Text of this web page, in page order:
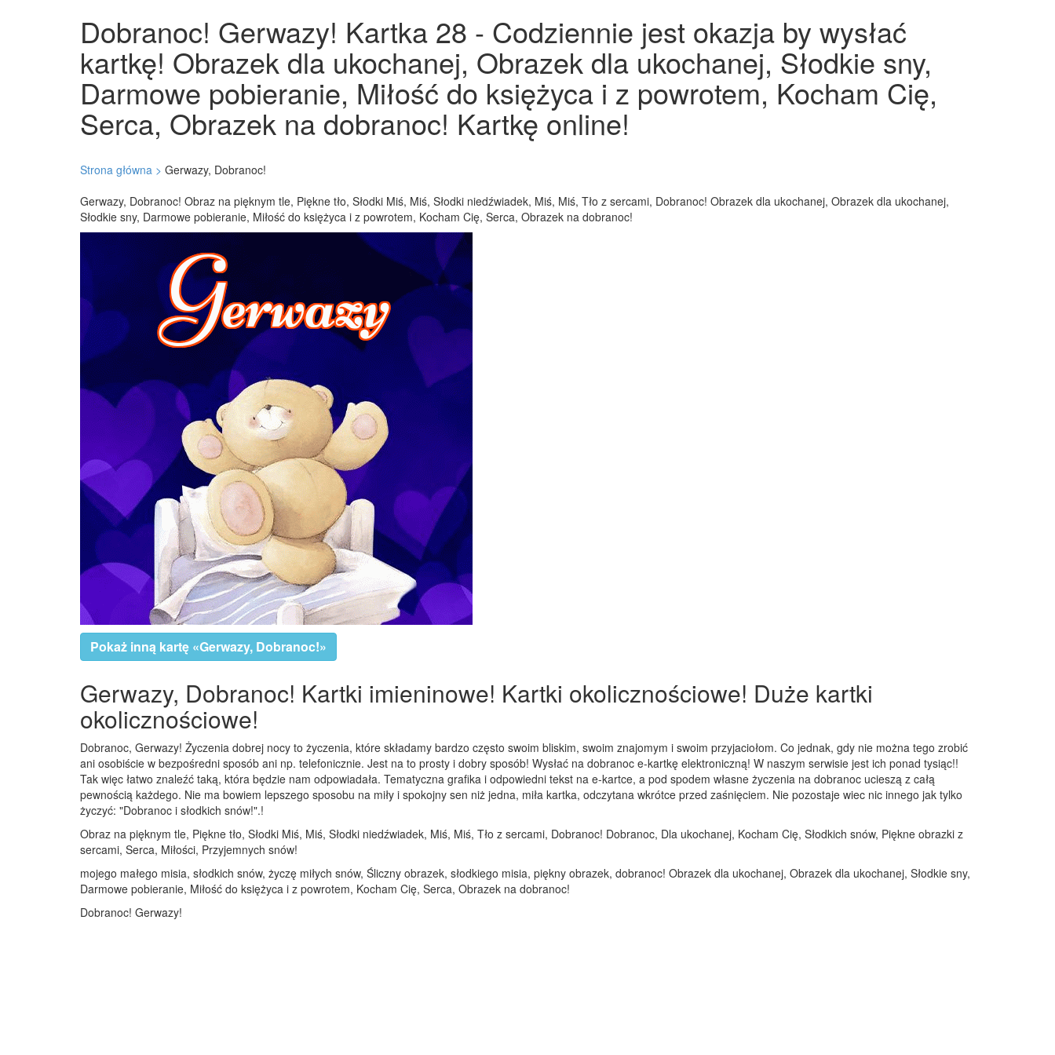
Dobranoc! Gerwazy! Kartka 28 - Codziennie jest okazja by wysłać
kartkę! Obrazek dla ukochanej, Obrazek dla ukochanej, Słodkie sny,
Darmowe pobieranie, Miłość do księżyca i z powrotem, Kocham Cię,
Serca, Obrazek na dobranoc! Kartkę online!
Strona główna > Gerwazy, Dobranoc!
Gerwazy, Dobranoc! Obraz na pięknym tle, Piękne tło, Słodki Miś, Miś, Słodki niedźwiadek, Miś, Miś, Tło z sercami, Dobranoc! Obrazek dla ukochanej, Obrazek dla ukochanej,
Słodkie sny, Darmowe pobieranie, Miłość do księżyca i z powrotem, Kocham Cię, Serca, Obrazek na dobranoc!
Pokaż inną kartę «Gerwazy, Dobranoc!»
Gerwazy, Dobranoc! Kartki imieninowe! Kartki okolicznościowe! Duże kartki
okolicznościowe!
Dobranoc, Gerwazy! Życzenia dobrej nocy to życzenia, które składamy bardzo często swoim bliskim, swoim znajomym i swoim przyjaciołom. Co jednak, gdy nie można tego zrobić
ani osobiście w bezpośredni sposób ani np. telefonicznie. Jest na to prosty i dobry sposób! Wysłać na dobranoc e-kartkę elektroniczną! W naszym serwisie jest ich ponad tysiąc!!
Tak więc łatwo znaleźć taką, która będzie nam odpowiadała. Tematyczna grafika i odpowiedni tekst na e-kartce, a pod spodem własne życzenia na dobranoc ucieszą z całą
pewnością każdego. Nie ma bowiem lepszego sposobu na miły i spokojny sen niż jedna, miła kartka, odczytana wkrótce przed zaśnięciem. Nie pozostaje wiec nic innego jak tylko
życzyć: "Dobranoc i słodkich snów!".!
Obraz na pięknym tle, Piękne tło, Słodki Miś, Miś, Słodki niedźwiadek, Miś, Miś, Tło z sercami, Dobranoc! Dobranoc, Dla ukochanej, Kocham Cię, Słodkich snów, Piękne obrazki z
sercami, Serca, Miłości, Przyjemnych snów!
mojego małego misia, słodkich snów, życzę miłych snów, Śliczny obrazek, słodkiego misia, piękny obrazek, dobranoc! Obrazek dla ukochanej, Obrazek dla ukochanej, Słodkie sny,
Darmowe pobieranie, Miłość do księżyca i z powrotem, Kocham Cię, Serca, Obrazek na dobranoc!
Dobranoc! Gerwazy!